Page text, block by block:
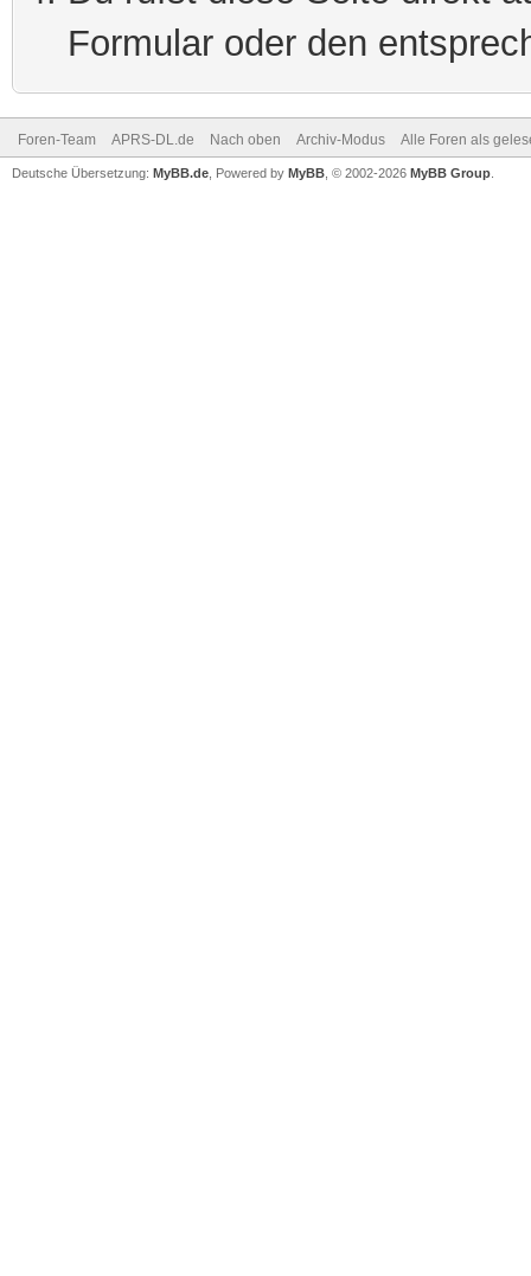
Formular oder den
Foren-Team APRS-DL.de Nach oben Archiv-Modus Alle Foren als
Deutsche Übersetzung: MyBB.de , Powered by MyBB , © 2002-2026 MyBB Group